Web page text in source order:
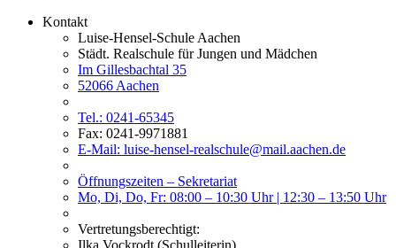
Kontakt
Luise-Hensel-Schule Aachen
Städt. Realschule für Jungen und Mädchen
Im Gillesbachtal 35
52066 Aachen
Tel.: 0241-65345
Fax: 0241-9971881
E-Mail: luise-hensel-realschule@mail.aachen.de
Öffnungszeiten – Sekretariat
Mo, Di, Do, Fr: 08:00 – 10:30 Uhr | 12:30 – 13:50 Uhr
Vertretungsberechtigt:
Ilka Vockrodt (Schulleiterin)